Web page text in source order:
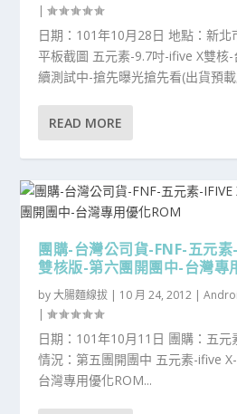
|
日期：101年10月28日 地點：新北
平板截圖 五元素-9.7吋-ifive X雙核
續測試中-搶先曝光搶先看(出貨預載
READ MORE
團購-台灣公司貨-FNF-五元
雙核版-第六團開團中-台灣專
by大腸麵線拔 | 10 月 24, 2012 |
|
日期：101年10月11日 團購：五
情況：第五團開團中 五元素-ifive
台灣專用優化ROM...